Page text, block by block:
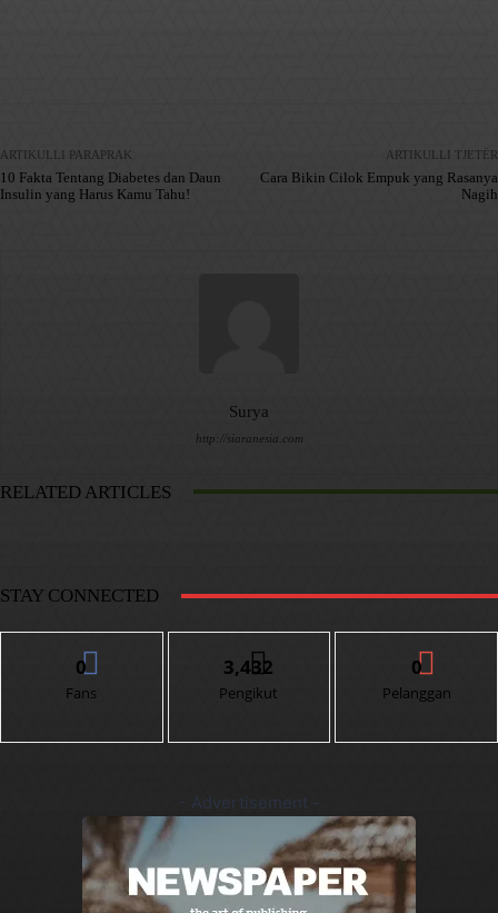
ARTIKULLI PARAPRAK
10 Fakta Tentang Diabetes dan Daun
Insulin yang Harus Kamu Tahu!
ARTIKULLI TJETËR
Cara Bikin Cilok Empuk yang Rasanya
Nagih
Surya
http://siaranesia.com
RELATED ARTICLES
STAY CONNECTED
0
Fans
3,432
Pengikut
0
Pelanggan
- Advertisement -